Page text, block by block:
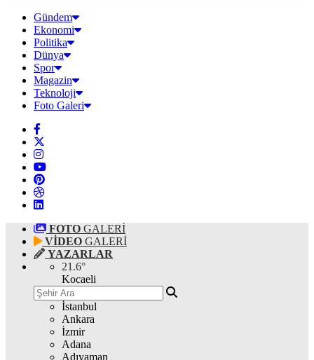
Gündem
Ekonomi
Politika
Dünya
Spor
Magazin
Teknoloji
Foto Galeri
FOTO GALERİ
VİDEO GALERİ
YAZARLAR
21.6°
Kocaeli
İstanbul
Ankara
İzmir
Adana
Adıyaman